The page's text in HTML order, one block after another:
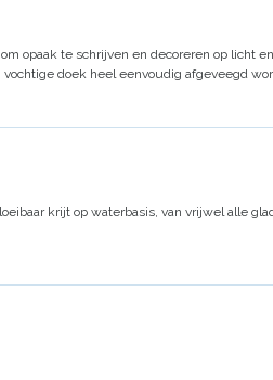
opaak te schrijven en decoreren op licht
vochtige doek heel eenvoudig afgeveegd
krijt op waterbasis, van vrijwel alle